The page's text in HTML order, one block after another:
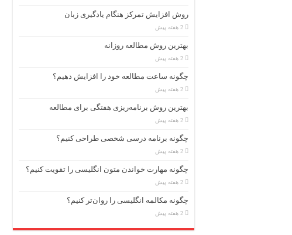
روش افزایش تمرکز هنگام یادگیری زبان
2 هفته پیش
بهترین روش مطالعه روزانه
2 هفته پیش
چگونه ساعت مطالعه خود را افزایش دهیم؟
2 هفته پیش
بهترین روش برنامه‌ریزی هفتگی برای مطالعه
2 هفته پیش
چگونه برنامه درسی شخصی طراحی کنیم؟
2 هفته پیش
چگونه مهارت خواندن متون انگلیسی را تقویت کنیم؟
2 هفته پیش
چگونه مکالمه انگلیسی را روان‌تر کنیم؟
2 هفته پیش